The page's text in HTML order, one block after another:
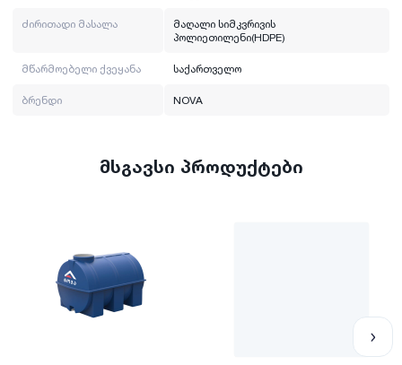
ძირითადი მასალა
მაღალი სიმკვრივის
პოლიეთილენი(HDPE)
მწარმოებელი ქვეყანა საქართველო
ბრენდი NOVA
მსგავსი პროდუქტები